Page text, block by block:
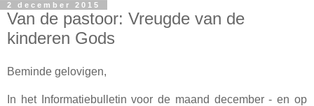
2 december 2015
Van de pastoor: Vreugde van de
kinderen Gods
Beminde gelovigen,
In het Informatiebulletin voor de maand december - en op